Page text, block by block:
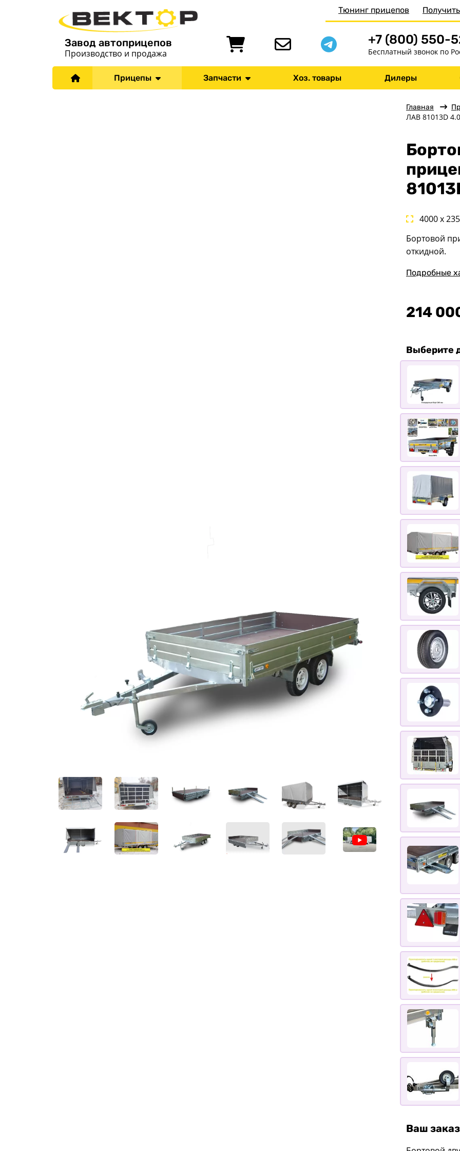
Завод автоприцепов
Производство и продажа
Тюнинг прицепов
+7 (800) 550-
Бесплатный звонок по
Прицепы Запчасти Хоз. товары Дилеры
Главная
ЛАВ 81013D
4000 x
Бортовой
откидной.
Подробные
214
Выберите
Ваш заказ